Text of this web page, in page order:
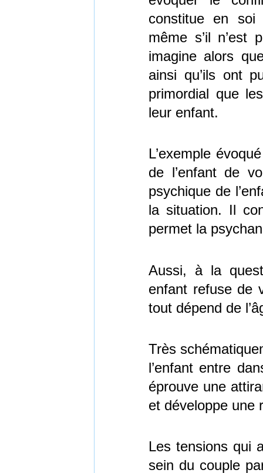
constitue en soi
même s’il n’est
imagine alors
ainsi qu’ils ont
primordial que
leur enfant.
L’exemple
de l’enfant de
psychique de
la situation. Il
permet la
Aussi, à la
enfant refuse de
tout dépend de
Très
l’enfant entre
éprouve une
et développe une
Les tensions qui
sein du couple